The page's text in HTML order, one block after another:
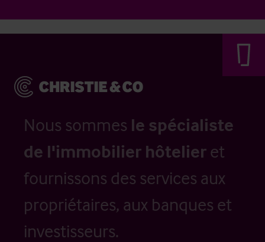
Nous sommes le spécialiste
de l'immobilier hôtelier et
fournissons des services aux
propriétaires, aux banques et
investisseurs.